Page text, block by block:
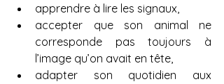
apprendre à lire les signaux,
accepter que son animal ne
corresponde pas toujours à
l’image qu’on avait en tête,
adapter son quotidien aux